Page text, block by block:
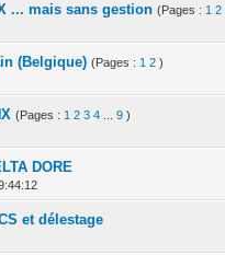
... mais sans gestion (Pages : 1 2
(Belgique) (Pages : 1 2 )
(Pages : 1 2 3 4 9 )
DORE
et délestage